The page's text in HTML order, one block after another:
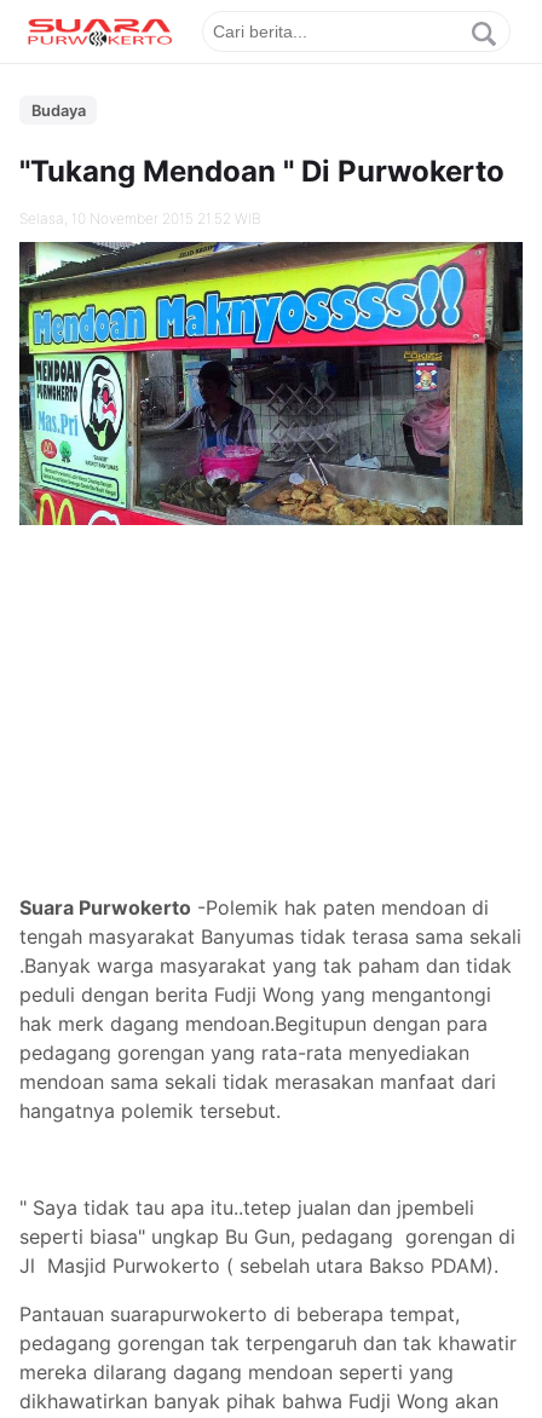
Budaya
"Tukang Mendoan " Di Purwokerto
Selasa, 10 November 2015 21.52 WIB
Suara Purwokerto -Polemik hak paten mendoan di
tengah masyarakat Banyumas tidak terasa sama sekali
.Banyak warga masyarakat yang tak paham dan tidak
peduli dengan berita Fudji Wong yang mengantongi
hak merk dagang mendoan.Begitupun dengan para
pedagang gorengan yang rata-rata menyediakan
mendoan sama sekali tidak merasakan manfaat dari
hangatnya polemik tersebut.
" Saya tidak tau apa itu..tetep jualan dan jpembeli
seperti biasa" ungkap Bu Gun, pedagang gorengan di
Jl Masjid Purwokerto ( sebelah utara Bakso PDAM).
Pantauan suarapurwokerto di beberapa tempat,
pedagang gorengan tak terpengaruh dan tak khawatir
mereka dilarang dagang mendoan seperti yang
dikhawatirkan banyak pihak bahwa Fudji Wong akan